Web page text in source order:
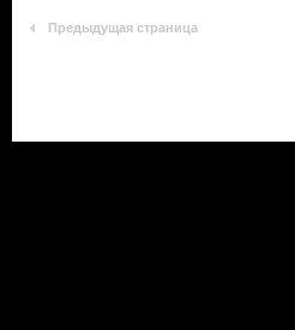
Предыдущая страница